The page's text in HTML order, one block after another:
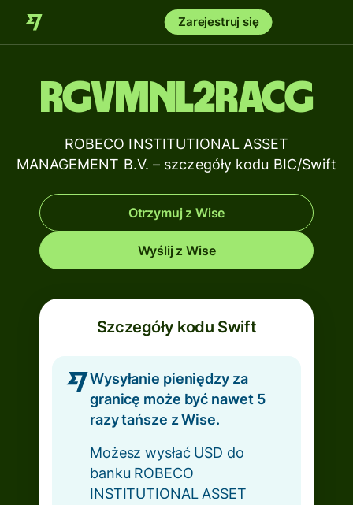
Zarejestruj się
RGVMNL2RACG
ROBECO INSTITUTIONAL ASSET
MANAGEMENT B.V. – szczegóły kodu BIC/Swift
Otrzymuj z Wise
Wyślij z Wise
Szczegóły kodu Swift
Wysyłanie pieniędzy za
granicę może być nawet 5
razy tańsze z Wise.
Możesz wysłać USD do
banku ROBECO
INSTITUTIONAL ASSET